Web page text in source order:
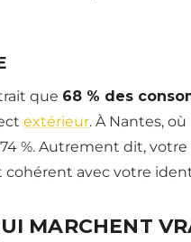
que 68 % des
extérieur. À Nantes,
%. Autrement dit,
cohérent avec votre
MARCHENT